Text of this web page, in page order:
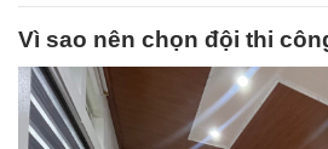
Vì sao nên chọn đội thi